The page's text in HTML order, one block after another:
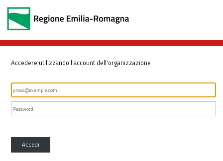
Accedere utilizzando l'account dell'organizzazione
Accedi